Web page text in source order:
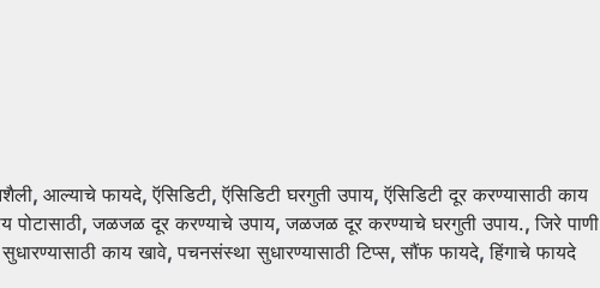
, आल्याचे फायदे,ऍसिडिटी,ऍसिडिटी घरगुती उपाय,ऍसिडिटी दूर करण्यासाठी काय
पोटासाठी,जळजळ दूर करण्याचे उपाय,जळजळ दूर करण्याचे घरगुती उपाय.,जिरे पाणी
काय खावे,पचनसंस्था सुधारण्यासाठी टिप्स,सौंफ फायदे,हिंगाचे फायदे